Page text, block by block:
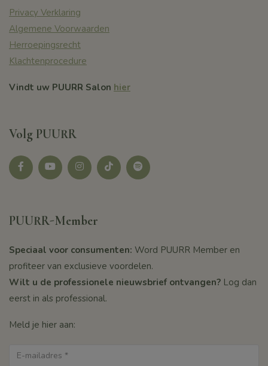
Privacy Verklaring
Algemene Voorwaarden
Herroepingsrecht
Klachtenprocedure
Vindt uw PUURR Salon hier
Volg PUURR
Facebook youtubeinstagramtikotk Spotify
PUURR-Member
Speciaal voor consumenten: Word PUURR Member en
profiteer van exclusieve voordelen.
Wilt u de professionele nieuwsbrief ontvangen? Log dan
eerst in als professional.
Meld je hier aan: